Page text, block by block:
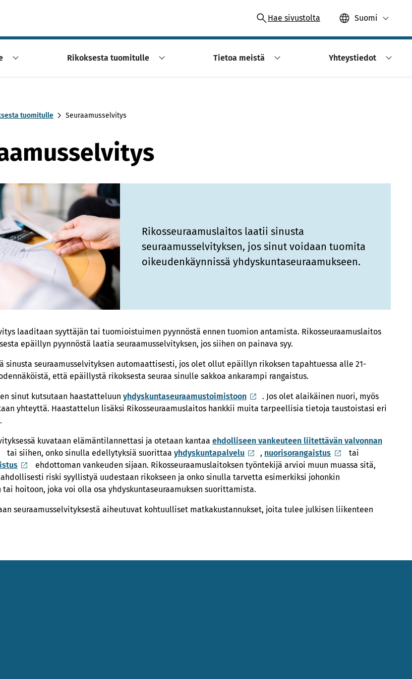
Hae sivustolta Suomi
Rikoksesta tuomitulle Tietoa meistä Yhteystiedot
tuomitulle Seuraamusselvitys
Rikosseuraamuslaitos laatii sinusta
seuraamusselvityksen, jos sinut voidaan tuomita
oikeudenkäynnissä yhdyskuntaseuraamukseen.
laaditaan syyttäjän tai tuomioistuimen pyynnöstä ennen tuomion antamista. Rikosseuraamuslaitos
epäillyn pyynnöstä laatia seuraamusselvityksen, jos siihen on painava syy.
sinusta seuraamusselvityksen automaattisesti, jos olet ollut epäillyn rikoksen tapahtuessa alle 21-
että epäillystä rikoksesta seuraa sinulle sakkoa ankarampi rangaistus.
sinut kutsutaan haastatteluun yhdyskuntaseuraamustoimistoon
. Jos olet alaikäinen nuori, myös
yhteyttä. Haastattelun lisäksi Rikosseuraamuslaitos hankkii muita tarpeellisia tietoja taustoistasi eri
kuvataan elämäntilannettasi ja otetaan kantaa ehdolliseen vankeuteen liitettävän valvonnan
tai siihen, onko sinulla edellytyksiä suorittaayhdyskuntapalvelu , nuorisorangaistus
tai
ehdottoman vankeuden sijaan. Rikosseuraamuslaitoksen työntekijä arvioi muun muassa sitä,
riski syyllistyä uudestaan rikokseen ja onko sinulla tarvetta esimerkiksi johonkin
tai hoitoon, joka voi olla osa yhdyskuntaseuraamuksen suorittamista.
seuraamusselvityksestä aiheutuvat kohtuulliset matkakustannukset, joita tulee julkisen liikenteen